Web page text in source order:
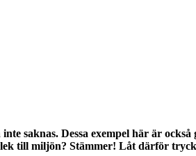
saknas. Dessa exempel här är
till miljön? Stämmer! Låt därför